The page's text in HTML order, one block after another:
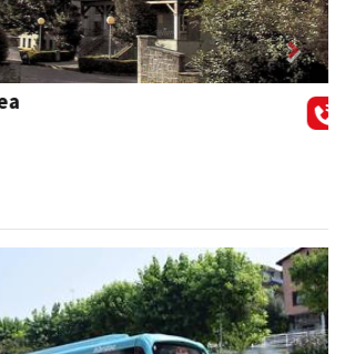
Next